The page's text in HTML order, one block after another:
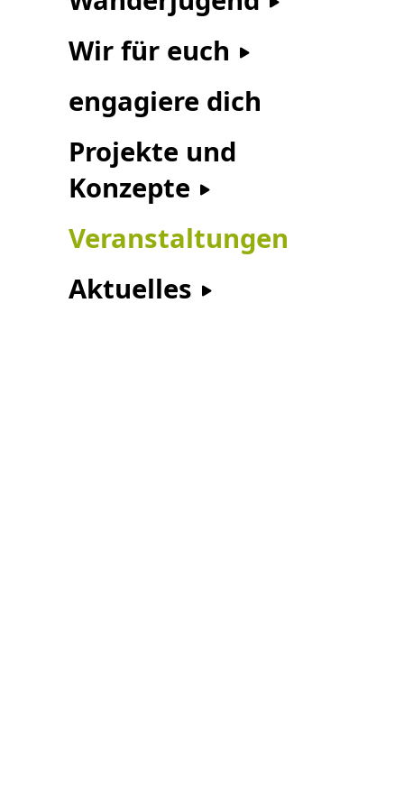
Wir für euch
engagiere dich
Projekte und
Konzepte
Veranstaltungen
Aktuelles